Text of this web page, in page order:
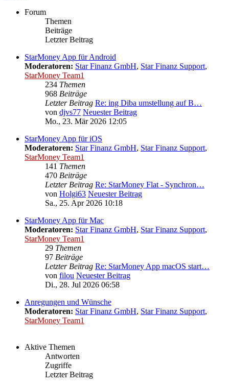
Forum
Themen
Beiträge
Letzter Beitrag
StarMoney App für Android
Moderatoren: Star Finanz GmbH, Star Finanz Support,
StarMoney Team1
234 Themen
968 Beiträge
Letzter Beitrag Re: ing Diba umstellung auf B…
von djvs77 Neuester Beitrag
Mo., 23. Mär 2026 12:05
StarMoney App für iOS
Moderatoren: Star Finanz GmbH, Star Finanz Support,
StarMoney Team1
141 Themen
470 Beiträge
Letzter Beitrag Re: StarMoney Flat - Synchron…
von Holgi63 Neuester Beitrag
Sa., 25. Apr 2026 10:18
StarMoney App für Mac
Moderatoren: Star Finanz GmbH, Star Finanz Support,
StarMoney Team1
29 Themen
97 Beiträge
Letzter Beitrag Re: StarMoney App macOS start…
von filou Neuester Beitrag
Di., 28. Jul 2026 06:58
Anregungen und Wünsche
Moderatoren: Star Finanz GmbH, Star Finanz Support,
StarMoney Team1
Aktive Themen
Antworten
Zugriffe
Letzter Beitrag